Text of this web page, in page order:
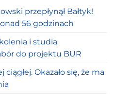
przepłynął Bałtyk!
56 godzinach
i studia
do projektu BUR
Okazało się, że ma